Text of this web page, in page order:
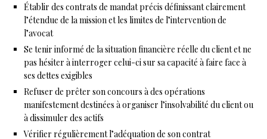
Établir des contrats de mandat précis définissant clairement
l’étendue de la mission et les limites de l’intervention de
l’avocat
Se tenir informé de la situation financière réelle du client et ne
pas hésiter à interroger celui-ci sur sa capacité à faire face à
ses dettes exigibles
Refuser de prêter son concours à des opérations
manifestement destinées à organiser l’insolvabilité du client ou
à dissimuler des actifs
Vérifier régulièrement l’adéquation de son contrat